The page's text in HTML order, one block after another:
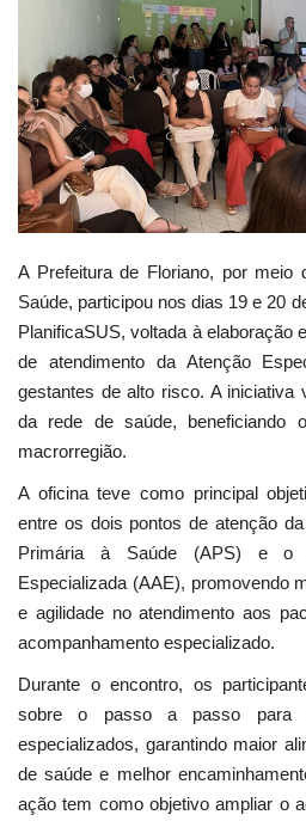
Webmail
Contato
A Prefeitura de Floriano, por meio
Saúde, participou nos dias 19 e 20
PlanificaSUS, voltada à elaboração
de atendimento da Atenção
gestantes de alto risco. A iniciativa
da rede de saúde, beneficiando
macrorregião.
A oficina teve como principal
entre os dois pontos de atenção
Primária à Saúde (APS) e o
Especializada (AAE), promovendo
e agilidade no atendimento aos
acompanhamento especializado.
Durante o encontro, os
sobre o passo a passo para
especializados, garantindo maior
de saúde e melhor
ação tem como objetivo ampliar o